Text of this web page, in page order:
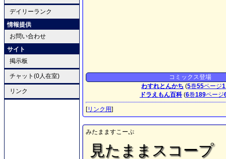
デイリーランク
情報提供
お問い合わせ
サイト
掲示板
チャット(0人在室)
リンク
コミックス登場
わすれとんかち (5巻55ページ1
ドラえもん百科(6巻189ページ
[リンク用]
みたまますこーぷ
見たままスコープ